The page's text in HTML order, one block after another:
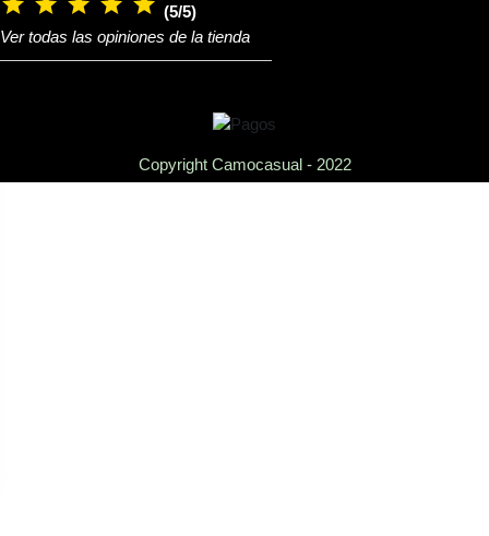
(5/5)
Ver todas las opiniones de la tienda
Copyright Camocasual - 2022